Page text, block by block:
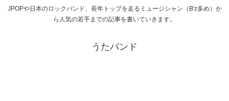
JPOPや日本のロックバンド、長年トップを走るミュージシャン（B'z多め）か
ら人気の若手までの記事を書いていきます。
うたバンド